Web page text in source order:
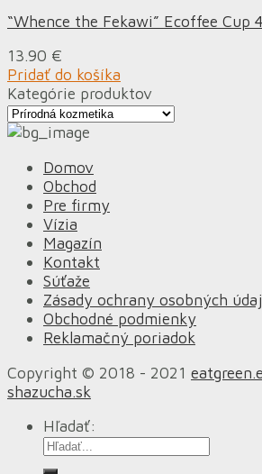
“Whence the Fekawi” Ecoffee Cup
13.90 €
Pridať do košíka
Kategórie produktov
Domov
Obchod
Pre firmy
Vízia
Magazín
Kontakt
Súťaže
Zásady ochrany osobných
Obchodné podmienky
Reklamačný poriadok
Copyright © 2018 - 2021
shazucha.sk
Hľadať: